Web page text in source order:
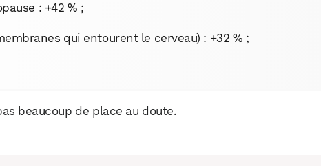
: +42 % ;
qui entourent le cerveau) : +32 % ;
beaucoup de place au doute.